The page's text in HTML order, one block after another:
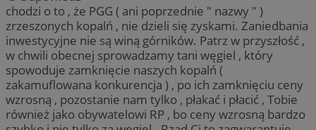
chodzi o to , że PGG ( ani poprzednie " nazwy " )
zrzeszonych kopalń , nie dzieli się zyskami. Zaniedbania
inwestycyjne nie są winą górników. Patrz w przyszłość ,
w chwili obecnej sprowadzamy tani węgiel , który
spowoduje zamknięcie naszych kopalń (
zakamuflowana konkurencja ) , po ich zamknięciu ceny
wzrosną , pozostanie nam tylko , płakać i płacić , Tobie
również jako obywatelowi RP , bo ceny wzrosną bardzo